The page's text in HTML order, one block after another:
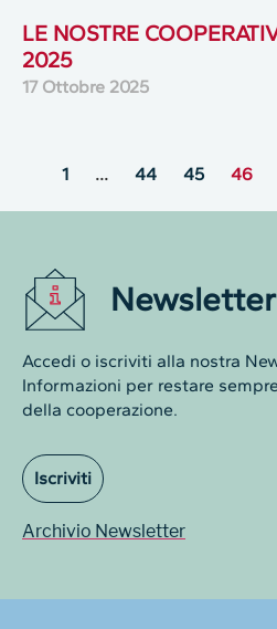
LE NOSTRE
2025
17 Ottobre 2025
1 … 44 45 46
Newsletter
Accedi o iscriviti alla nostra
Informazioni per restare
della cooperazione.
Iscriviti
Archivio Newsletter